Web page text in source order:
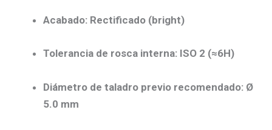
Acabado: Rectificado (bright)
Tolerancia de rosca interna: ISO 2 (≈6H)
Diámetro de taladro previo recomendado: Ø
5.0 mm